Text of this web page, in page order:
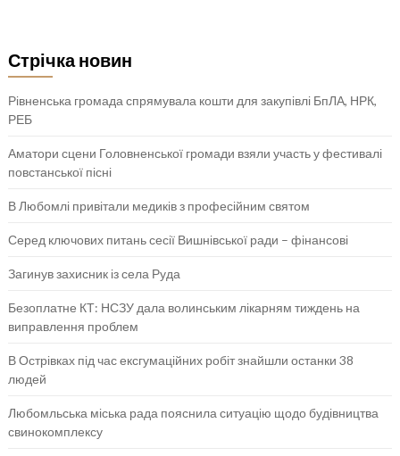
Стрічка новин
Рівненська громада спрямувала кошти для закупівлі БпЛА, НРК,
РЕБ
Аматори сцени Головненської громади взяли участь у фестивалі
повстанської пісні
В Любомлі привітали медиків з професійним святом
Серед ключових питань сесії Вишнівської ради – фінансові
Загинув захисник із села Руда
Безоплатне КТ: НСЗУ дала волинським лікарням тиждень на
виправлення проблем
В Острівках під час ексгумаційних робіт знайшли останки 38
людей
Любомльська міська рада пояснила ситуацію щодо будівництва
свинокомплексу